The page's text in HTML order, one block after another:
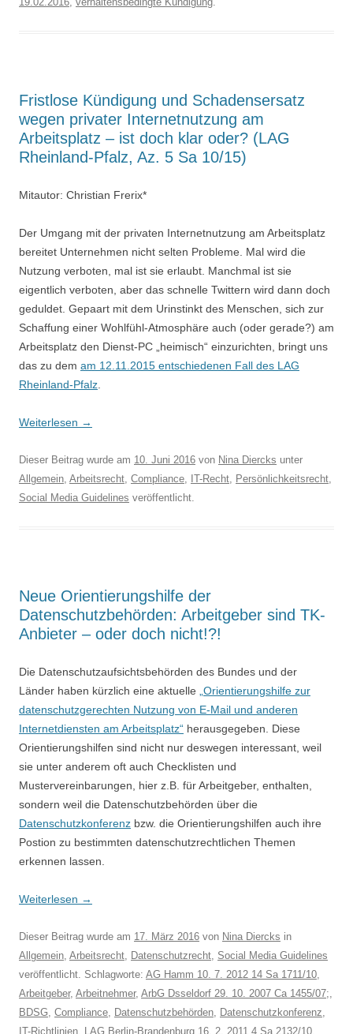
Fristlose Kündigung und Schadensersatz
wegen privater Internetnutzung am
Arbeitsplatz – ist doch klar oder? (LAG
Rheinland-Pfalz, Az. 5 Sa 10/15)
Mitautor: Christian Frerix*
Der Umgang mit der privaten Internetnutzung am Arbeitsplatz
bereitet Unternehmen nicht selten Probleme. Mal wird die
Nutzung verboten, mal ist sie erlaubt. Manchmal ist sie
eigentlich verboten, aber das schnelle Twittern wird dann doch
geduldet. Gepaart mit dem Urinstinkt des Menschen, sich zur
Schaffung einer Wohlfühl-Atmosphäre auch (oder gerade?) am
Arbeitsplatz den Dienst-PC „heimisch“ einzurichten, bringt uns
das zu dem am 12.11.2015 entschiedenen Fall des LAG
Rheinland-Pfalz
Weiterlesen →
Dieser Beitrag wurde am 10. Juni 2016 von Nina Diercks unter
Allgemein Arbeitsrecht Compliance IT-Recht Persönlichkeitsrecht
Social Media Guidelines veröffentlicht.
Neue Orientierungshilfe der
Datenschutzbehörden: Arbeitgeber sind TK-
Anbieter – oder doch nicht!?!
Die Datenschutzaufsichtsbehörden des Bundes und der
Länder haben kürzlich eine aktuelle
„Orientierungshilfe zur
datenschutzgerechten Nutzung von E-Mail und anderen
Internetdiensten am Arbeitsplatz“ herausgegeben. Diese
Orientierungshilfen sind nicht nur deswegen interessant, weil
sie unter anderem oft auch Checklisten und
Mustervereinbarungen, hier z.B. für Arbeitgeber, enthalten,
sondern weil die Datenschutzbehörden über die
Datenschutzkonferenz bzw. die Orientierungshilfen auch ihre
Postion zu bestimmten datenschutzrechtlichen Themen
erkennen lassen.
Weiterlesen →
Dieser Beitrag wurde am 17. März 2016 von Nina Diercks in
Allgemein Arbeitsrecht Datenschutzrecht Social Media Guidelines
veröffentlicht. Schlagworte: AG Hamm 10. 7. 2012 14 Sa 1711/10
Arbeitgeber, Arbeitnehmer, ArbG Dsseldorf 29. 10. 2007 Ca 1455/07;
BDSG Compliance Datenschutzbehörden Datenschutzkonferenz
IT-Richtlinien LAG Berlin-Brandenburg 16. 2. 2011 4 Sa 2132/10